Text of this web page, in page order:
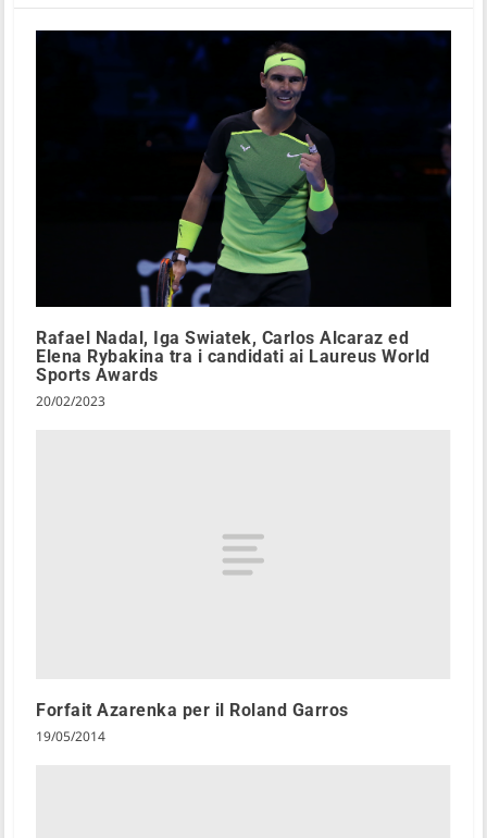
Rafael Nadal, Iga Swiatek, Carlos Alcaraz ed
Elena Rybakina tra i candidati ai Laureus World
Sports Awards
20/02/2023
Forfait Azarenka per il Roland Garros
19/05/2014